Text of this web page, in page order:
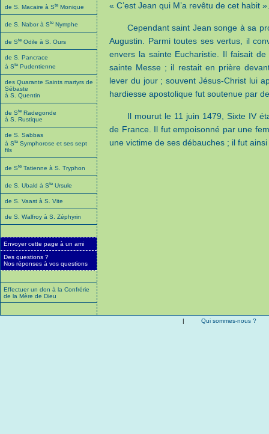
de S. Macaire à Ste Monique
de S. Nabor à Ste Nymphe
de Ste Odile à S. Ours
de S. Pancrace
à Ste Pudentienne
des Quarante Saints martyrs de
Sébaste
à S. Quentin
de Ste Radegonde
à S. Rustique
de S. Sabbas
à Ste Symphorose et ses sept
fils
de Ste Tatienne à S. Tryphon
de S. Ubald à Ste Ursule
de S. Vaast à S. Vite
de S. Walfroy à S. Zéphyrin
Envoyer cette page à un ami
Des questions ?
Nos réponses à vos questions
Effectuer un don à la Confrérie
de la Mère de Dieu
« C’est Jean qui M’a revêtu de cet habit
Cependant saint Jean songe à sa
Augustin. Parmi toutes ses vertus, il
envers la sainte Eucharistie. Il faisait
sainte Messe ; il restait en prière
lever du jour ; souvent Jésus‑Christ lui
hardiesse apostolique fut soutenue par
Il mourut le 11 juin 1479, Sixte IV
de France. Il fut empoisonné par une
une victime de ses débauches ; il fut
| Qui sommes-nous ?